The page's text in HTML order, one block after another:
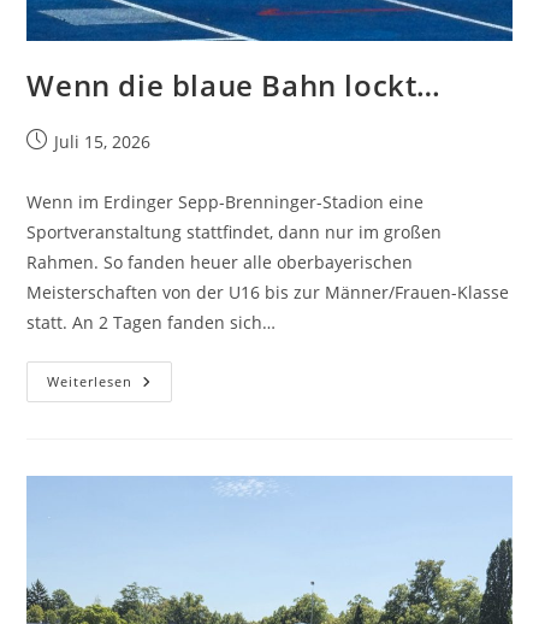
Wenn die blaue Bahn lockt…
Juli 15, 2026
Wenn im Erdinger Sepp-Brenninger-Stadion eine
Sportveranstaltung stattfindet, dann nur im großen
Rahmen. So fanden heuer alle oberbayerischen
Meisterschaften von der U16 bis zur Männer/Frauen-Klasse
statt. An 2 Tagen fanden sich…
Weiterlesen